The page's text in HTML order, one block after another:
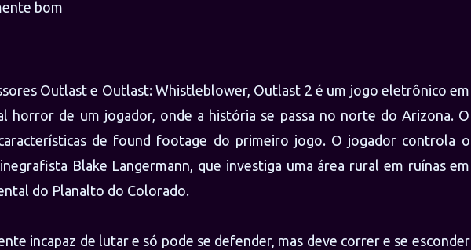
bom
Outlast e Outlast: Whistleblower, Outlast 2 é um jogo eletrônico em
horror de um jogador, onde a história se passa no norte do Arizona. O
de found footage do primeiro jogo. O jogador controla o
Blake Langermann, que investiga uma área rural em ruínas em
do Planalto do Colorado.
incapaz de lutar e só pode se defender, mas deve correr e se esconder